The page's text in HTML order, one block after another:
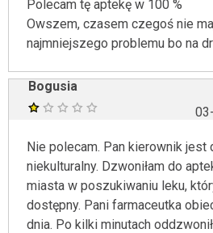
Polecam tę aptekę w 100 %
Owszem, czasem czegoś nie
najmniejszego problemu bo na
Bogusia
Nie polecam. Pan kierownik jest
niekulturalny. Dzwoniłam do
miasta w poszukiwaniu leku,
dostępny. Pani farmaceutka
dnia. Po kilki minutach